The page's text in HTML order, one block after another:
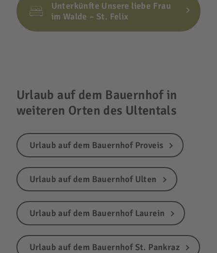
Unterkünfte Unsere liebe Frau
im Walde – St. Felix
Urlaub auf dem Bauernhof in
weiteren Orten des Ultentals
Urlaub auf dem Bauernhof Proveis
Urlaub auf dem Bauernhof Ulten
Urlaub auf dem Bauernhof Laurein
Urlaub auf dem Bauernhof St. Pankraz